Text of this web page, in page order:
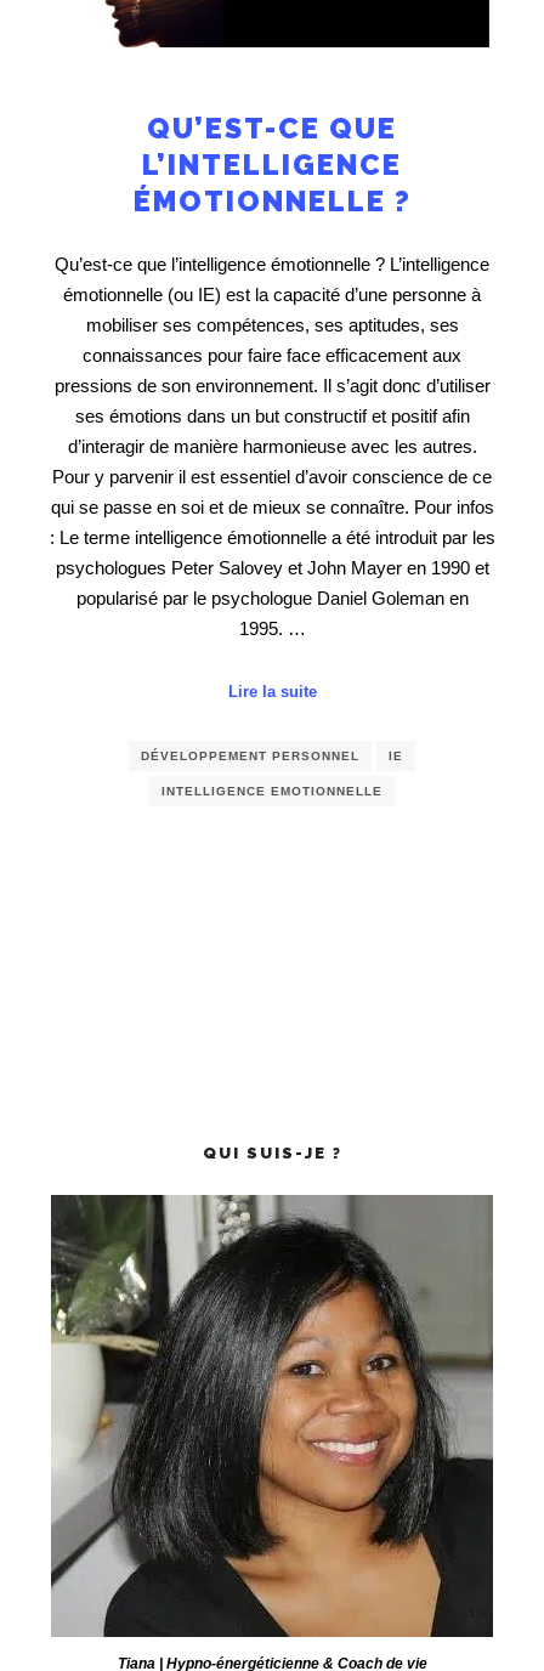
QU’EST-CE QUE
L’INTELLIGENCE
ÉMOTIONNELLE ?
Qu’est-ce que l’intelligence émotionnelle ? L’intelligence
émotionnelle (ou IE) est la capacité d’une personne à
mobiliser ses compétences, ses aptitudes, ses
connaissances pour faire face efficacement aux
pressions de son environnement. Il s’agit donc d’utiliser
ses émotions dans un but constructif et positif afin
d’interagir de manière harmonieuse avec les autres.
Pour y parvenir il est essentiel d’avoir conscience de ce
qui se passe en soi et de mieux se connaître. Pour infos
: Le terme intelligence émotionnelle a été introduit par les
psychologues Peter Salovey et John Mayer en 1990 et
popularisé par le psychologue Daniel Goleman en
1995. …
Lire la suite
DÉVELOPPEMENT PERSONNEL IE
INTELLIGENCE EMOTIONNELLE
QUI SUIS-JE ?
Tiana | Hypno-énergéticienne & Coach de vie